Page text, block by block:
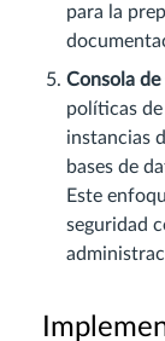
para la
Consola
políticas
instancias
bases de
Este
seguridad